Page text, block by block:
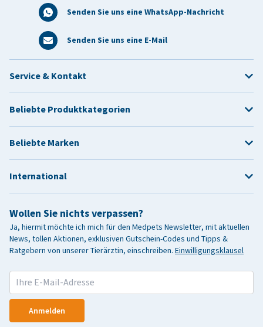
Senden Sie uns eine WhatsApp-Nachricht
Senden Sie uns eine E-Mail
Wollen Sie nichts verpassen?
Ja, hiermit möchte ich mich für den Medpets Newsletter, mit aktuellen
News, tollen Aktionen, exklusiven Gutschein-Codes und Tipps &
Ratgebern von unserer Tierärztin, einschreiben. Einwilligungsklausel
Anmelden
Service & Kontakt
Beliebte Produktkategorien
Beliebte Marken
International